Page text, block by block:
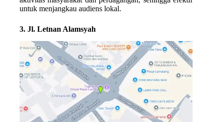
untuk menjangkau audiens lokal.
3. Jl. Letnan Alamsyah